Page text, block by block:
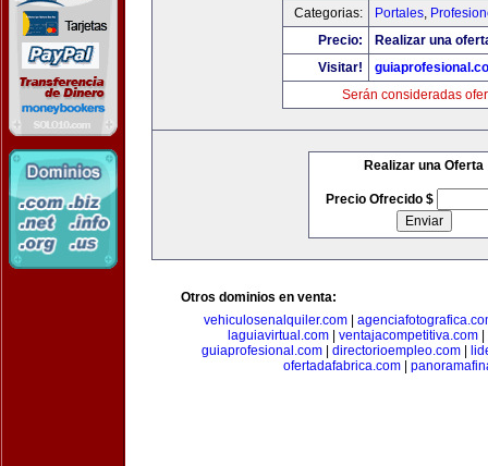
Categorias:
Portales,
Precio:
Realizar una
Visitar!
Serán consideradas
Realizar una Oferta
Precio Ofrecido $
Otros dominios en venta:
vehiculosenalquiler.com
laguiavirtual.com
ventajacompetitiva.com
guiaprofesional.com| directorioempleo.com|
ofertadafabrica.com|